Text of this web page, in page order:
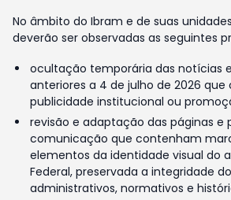
No âmbito do Ibram e de suas
deverão ser observadas as seguintes
ocultação temporária das notícias
anteriores a 4 de julho de 2026
publicidade institucional ou
revisão e adaptação das páginas e
comunicação que contenham
elementos da identidade visual do
Federal, preservada a integridade
administrativos, normativos e